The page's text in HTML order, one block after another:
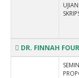
UJIAN
DR. FINNAH